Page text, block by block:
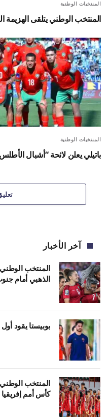
المنتخبات الوطنية
المنتخب الوطني يتلقى الهزيمة
المنتخبات الوطنية
باتيلي يعلن لائحة “أشبال
آخر الأخبار
المنتخب
الذهبي أمام
بوبيستا يقود
المنتخب الوطني
كأس أمم إفريقيا